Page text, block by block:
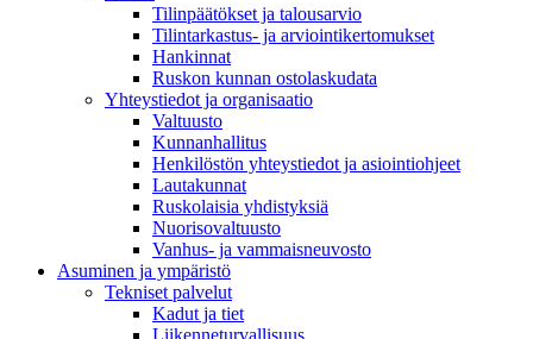
Tilinpäätökset ja talousarvio
Tilintarkastus- ja arviointikertomukset
Hankinnat
Ruskon kunnan ostolaskudata
Yhteystiedot ja organisaatio
Valtuusto
Kunnanhallitus
Henkilöstön yhteystiedot ja asiointiohjeet
Lautakunnat
Ruskolaisia yhdistyksiä
Nuorisovaltuusto
Vanhus- ja vammaisneuvosto
Asuminen ja ympäristö
Tekniset palvelut
Kadut ja tiet
Liikenneturvallisuus